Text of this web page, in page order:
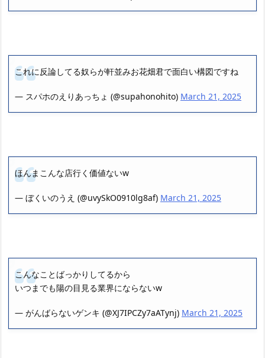
これに反論してる奴らが軒並みお花畑君で面白い構図ですね
— スパホのえりあっちょ (@supahonohito) March 21, 2025
ほんまこんな店行く価値ないw
— ぼくいのうえ (@uvySkO0910lg8af) March 21, 2025
こんなことばっかりしてるから
いつまでも陽の目見る業界にならないw
— がんばらないゲンキ (@XJ7IPCZy7aATynj) March 21, 2025